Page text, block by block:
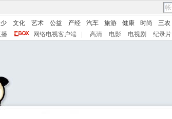
文化 艺术 公益 产经 汽车 旅游 健康 时尚 三农
网络电视客户端 高清 电影 电视剧 纪录片